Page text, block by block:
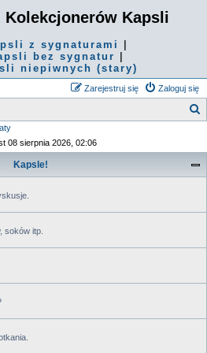
Kolekcjonerów Kapsli
z sygnaturami
bez sygnatur
niepiwnych (stary)
Zaloguj się
Zarejestruj się
08 sierpnia 2026, 02:06
Kapsle!
soków itp.